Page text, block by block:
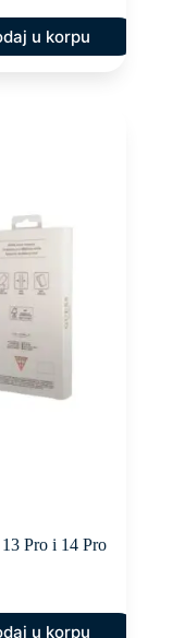
u korpu
Pro i 14 Pro
u korpu